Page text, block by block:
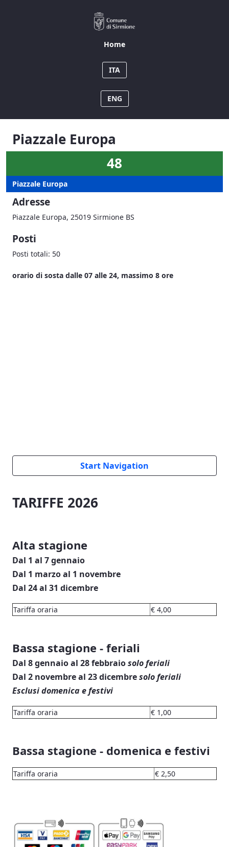
Home
ITA
ENG
Piazzale Europa
48
Piazzale Europa
Adresse
Piazzale Europa, 25019 Sirmione BS
Posti
Posti totali: 50
orario di sosta dalle 07 alle 24, massimo 8 ore
Start Navigation
TARIFFE 2026
Alta stagione
Dal 1 al 7 gennaio
Dal 1 marzo al 1 novembre
Dal 24 al 31 dicembre
Tariffa oraria € 4,00
Bassa stagione - feriali
Dal 8 gennaio al 28 febbraiosolo feriali
Dal 2 novembre al 23 dicembresolo feriali
Esclusi domenica e festivi
Tariffa oraria € 1,00
Bassa stagione - domenica e festivi
Tariffa oraria € 2,50